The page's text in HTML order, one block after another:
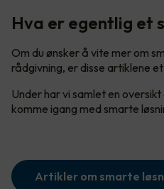
Hva er egentlig et
Om du ønsker å vite mer om
rådgivning, er disse artiklene
Under har vi samlet en
komme igang med smarte
Artikler om smarte